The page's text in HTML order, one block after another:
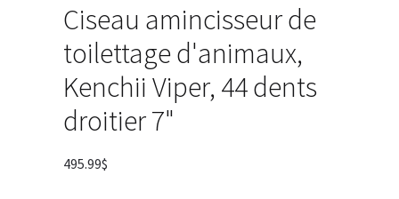
Ciseau amincisseur de
toilettage d'animaux,
Kenchii Viper, 44 dents
droitier 7"
495.99$